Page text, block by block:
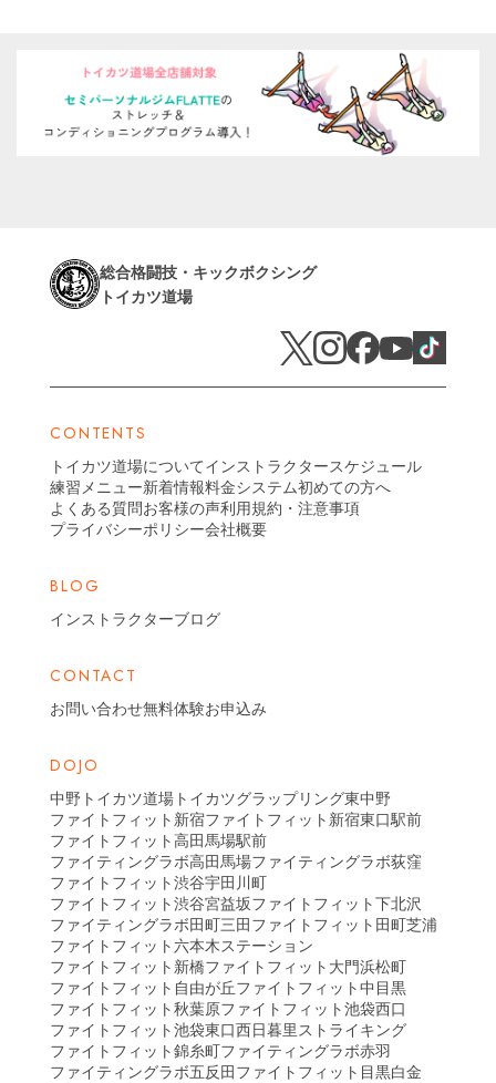
総合格闘技・キックボクシング
トイカツ道場
CONTENTS
トイカツ道場についてインストラクタースケジュール
練習メニュー新着情報料金システム初めての方へ
よくある質問お客様の声利用規約・注意事項
プライバシーポリシー会社概要
BLOG
インストラクターブログ
CONTACT
お問い合わせ無料体験お申込み
DOJO
中野トイカツ道場トイカツグラップリング東中野
ファイトフィット新宿ファイトフィット新宿東口駅前
ファイトフィット高田馬場駅前
ファイティングラボ高田馬場ファイティングラボ荻窪
ファイトフィット渋谷宇田川町
ファイトフィット渋谷宮益坂ファイトフィット下北沢
ファイティングラボ田町三田 ファイトフィット田町芝浦
ファイトフィット六本木ステーション
ファイトフィット新橋ファイトフィット大門浜松町
ファイトフィット自由が丘ファイトフィット中目黒
ファイトフィット秋葉原ファイトフィット池袋西口
ファイトフィット池袋東口西日暮里ストライキング
ファイトフィット錦糸町ファイティングラボ赤羽
ファイティングラボ五反田 ファイトフィット目黒白金